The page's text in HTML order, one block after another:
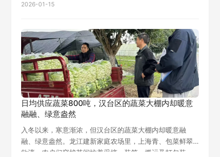
动：一路民警协同网格员火速赶往王女士家中，另一路则
2026-01-15
日均供应蔬菜800吨，汉台区的蔬菜大棚内却暖意
融融、绿意盎然
入冬以来，寒意渐浓，但汉台区的蔬菜大棚内却暖意融
融、绿意盎然。龙江建新家庭农场里，上海青、包菜鲜翠
欲滴，农户们穿梭其间忙着采摘、装筐、搬运及打包装